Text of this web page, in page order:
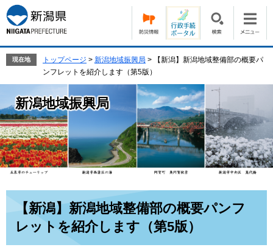
ー
ジ
の
で
す。
ニ
ュ
ー
ば
て
本
文
へ
現在地 トップページ > 新潟地域振興局 >
【新潟】新潟地域整備部の概要パ
ンフレットを紹介します（第5版）
新潟地域振興局
【新潟】新潟地域整備部の概要パンフ
レットを紹介します（第5版）